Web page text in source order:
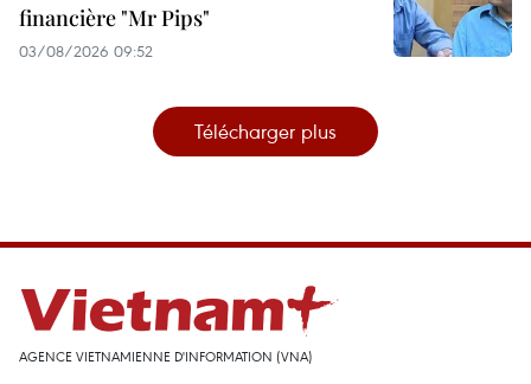
financière "Mr Pips"
03/08/2026 09:52
Télécharger plus
AGENCE VIETNAMIENNE D'INFORMATION (VNA)